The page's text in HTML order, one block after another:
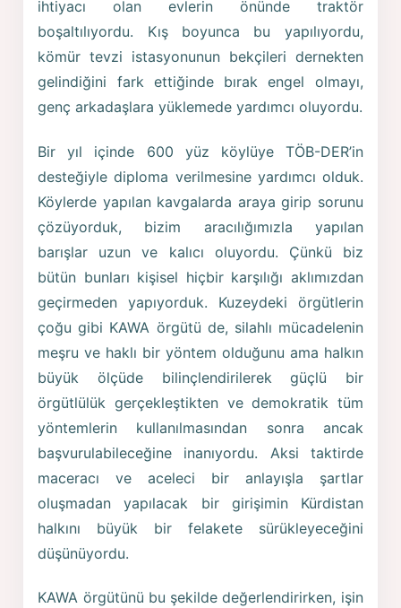
ihtiyacı olan evlerin önünde traktör
boşaltılıyordu. Kış boyunca bu yapılıyordu,
kömür tevzi istasyonunun bekçileri dernekten
gelindiğini fark ettiğinde bırak engel olmayı,
genç arkadaşlara yüklemede yardımcı oluyordu.
Bir yıl içinde 600 yüz köylüye TÖB-DER’in
desteğiyle diploma verilmesine yardımcı olduk.
Köylerde yapılan kavgalarda araya girip sorunu
çözüyorduk, bizim aracılığımızla yapılan
barışlar uzun ve kalıcı oluyordu. Çünkü biz
bütün bunları kişisel hiçbir karşılığı aklımızdan
geçirmeden yapıyorduk. Kuzeydeki örgütlerin
çoğu gibi KAWA örgütü de, silahlı mücadelenin
meşru ve haklı bir yöntem olduğunu ama halkın
büyük ölçüde bilinçlendirilerek güçlü bir
örgütlülük gerçekleştikten ve demokratik tüm
yöntemlerin kullanılmasından sonra ancak
başvurulabileceğine inanıyordu. Aksi taktirde
maceracı ve aceleci bir anlayışla şartlar
oluşmadan yapılacak bir girişimin Kürdistan
halkını büyük bir felakete sürükleyeceğini
düşünüyordu.
KAWA örgütünü bu şekilde değerlendirirken, işin